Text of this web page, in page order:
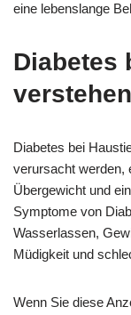
eine lebenslange
Diabetes
verstehen
Diabetes bei
verursacht werden,
Übergewicht und
Symptome von
Wasserlassen,
Müdigkeit und
Wenn Sie diese